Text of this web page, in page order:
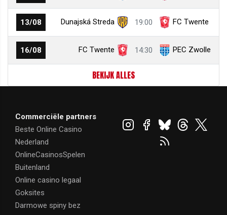
13/08 Dunajská Streda 19:00 FC Twente
16/08 FC Twente 14:30 PEC Zwolle
BEKIJK ALLES
Commerciële partners
Beste Online Casino
Nederland
OnlineCasinosSpelen
Buitenland
Online casino legaal
Goksites
Darmowe spiny bez